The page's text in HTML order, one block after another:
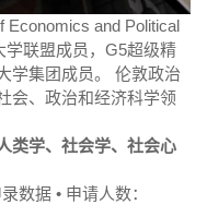
Economics and Political
学联盟成员，G5超级精
学集团成员。 伦敦政治
会、政治和经济科学领
类学、社会学、社会心
据 • 申请人数：